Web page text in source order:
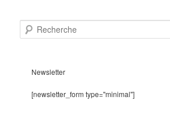
e
Newsletter
[newsletter_form type="minimal"]